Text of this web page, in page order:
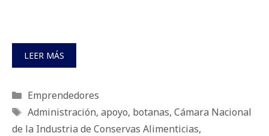
LEER MÁS
Categorías
Emprendedores
Etiquetas
Administración, apoyo, botanas, Cámara Nacional
de la Industria de Conservas Alimenticias,